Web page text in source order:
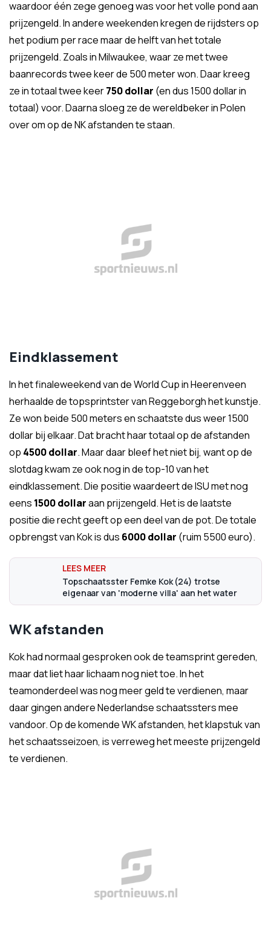
waardoor één zege genoeg was voor het volle pond aan
prijzengeld. In andere weekenden kregen de rijdsters op
het podium per race maar de helft van het totale
prijzengeld. Zoals in Milwaukee, waar ze met twee
baanrecords twee keer de 500 meter won. Daar kreeg
ze in totaal twee keer750 dollar (en dus 1500 dollar in
totaal) voor. Daarna sloeg ze de wereldbeker in Polen
over om op de NK afstanden te staan.
Eindklassement
In het finaleweekend van de World Cup in Heerenveen
herhaalde de topsprintster van Reggeborgh het kunstje.
Ze won beide 500 meters en schaatste dus weer 1500
dollar bij elkaar. Dat bracht haar totaal op de afstanden
op 4500 dollar. Maar daar bleef het niet bij, want op de
slotdag kwam ze ook nog in de top-10 van het
eindklassement. Die positie waardeert de ISU met nog
eens 1500 dollaraan prijzengeld. Het is de laatste
positie die recht geeft op een deel van de pot. De totale
opbrengst van Kok is dus 6000 dollar (ruim 5500 euro).
Topschaatsster Femke Kok (24) trotse
eigenaar van 'moderne villa' aan het water
WK afstanden
Kok had normaal gesproken ook de teamsprint gereden,
maar dat liet haar lichaam nog niet toe. In het
teamonderdeel was nog meer geld te verdienen, maar
daar gingen andere Nederlandse schaatssters mee
vandoor. Op de komende WK afstanden, het klapstuk van
het schaatsseizoen, is verreweg het meeste prijzengeld
te verdienen.